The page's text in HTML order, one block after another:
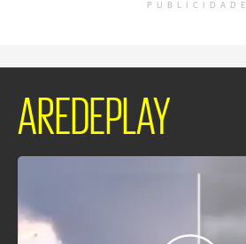
PUBLICIDADE
AREDEPLAY